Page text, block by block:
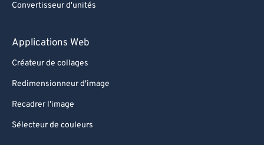
Convertisseur d'unités
Applications Web
Créateur de collages
Redimensionneur d'image
Recadrer l'image
Sélecteur de couleurs